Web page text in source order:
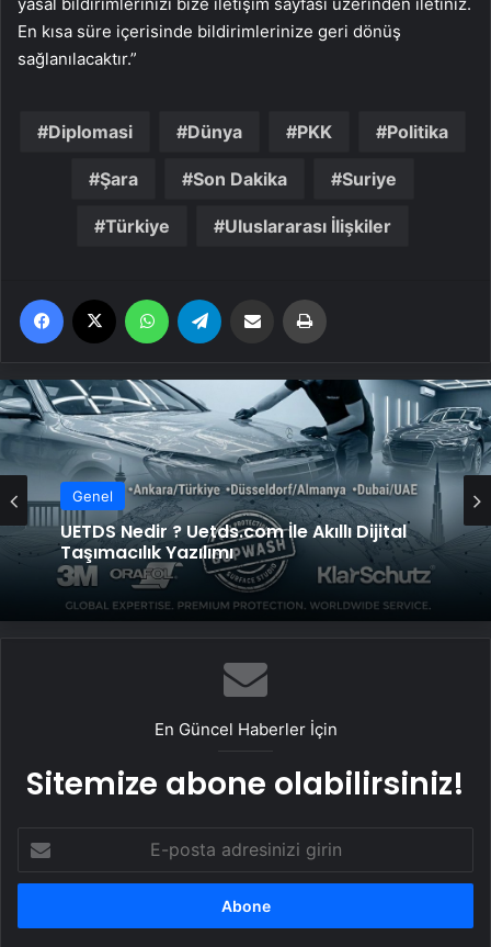
En kısa süre içerisinde bildirimlerinize geri dönüş
sağlanılacaktır.”
Diplomasi Dünya PKK Politika
Şara Son Dakika Suriye
Türkiye Uluslararası İlişkiler
Facebook WhatsApp Email'den paylaş
Genel
UETDS Nedir ? Uetds.com İle Akıllı Dijital
Taşımacılık Yazılımı
En Güncel Haberler İçin
Sitemize abone olabilirsiniz!
posta
adresinizi